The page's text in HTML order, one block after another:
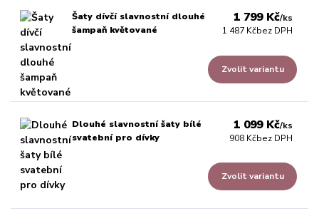
Šaty dívčí slavnostní dlouhé
šampaň květované
1 799 Kč/ks
1 487 Kčbez DPH
Zvolit variantu
Dlouhé slavnostní šaty bílé
svatební pro dívky
1 099 Kč/ks
908 Kčbez DPH
Zvolit variantu